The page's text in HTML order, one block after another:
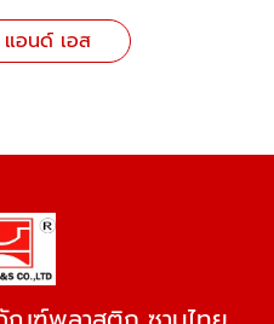
อนด์ เอส